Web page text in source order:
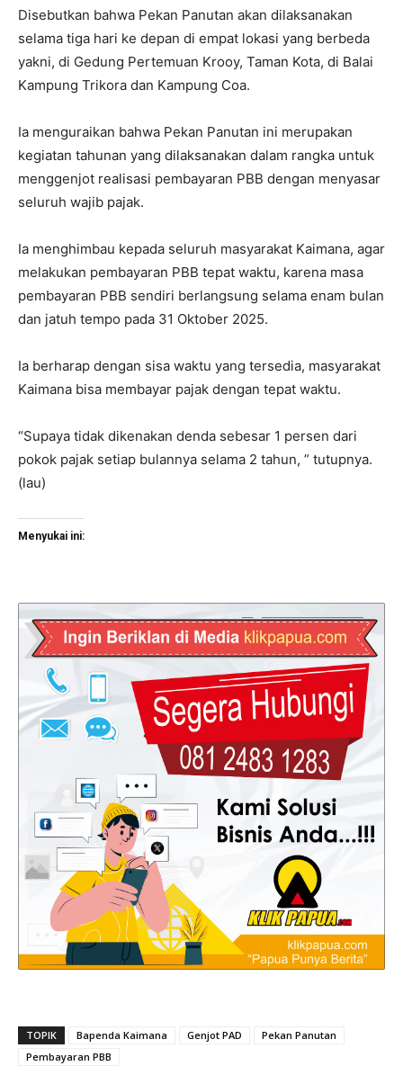
Disebutkan bahwa Pekan Panutan akan dilaksanakan
selama tiga hari ke depan di empat lokasi yang berbeda
yakni, di Gedung Pertemuan Krooy, Taman Kota, di Balai
Kampung Trikora dan Kampung Coa.
Ia menguraikan bahwa Pekan Panutan ini merupakan
kegiatan tahunan yang dilaksanakan dalam rangka untuk
menggenjot realisasi pembayaran PBB dengan menyasar
seluruh wajib pajak.
Ia menghimbau kepada seluruh masyarakat Kaimana, agar
melakukan pembayaran PBB tepat waktu, karena masa
pembayaran PBB sendiri berlangsung selama enam bulan
dan jatuh tempo pada 31 Oktober 2025.
Ia berharap dengan sisa waktu yang tersedia, masyarakat
Kaimana bisa membayar pajak dengan tepat waktu.
“Supaya tidak dikenakan denda sebesar 1 persen dari
pokok pajak setiap bulannya selama 2 tahun, ” tutupnya.
(lau)
Menyukai ini:
TOPIK Bapenda Kaimana Genjot PAD
Pekan Panutan
Pembayaran PBB